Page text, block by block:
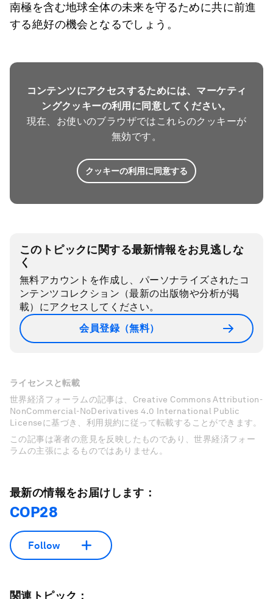
南極を含む地球全体の未来を守るために共に前進
する絶好の機会となるでしょう。
コンテンツにアクセスするためには、マーケティ
ングクッキーの利用に同意してください。
現在、お使いのブラウザではこれらのクッキーが
無効です。
クッキーの利用に同意する
このトピックに関する最新情報をお見逃しな
く
無料アカウントを作成し、パーソナライズされたコ
ンテンツコレクション（最新の出版物や分析が掲
載）にアクセスしてください。
会員登録（無料）
ライセンスと転載
世界経済フォーラムの記事は、Creative Commons Attribution-
NonCommercial-NoDerivatives 4.0 International Public
Licenseに基づき、利用規約に従って転載することができます。
この記事は著者の意見を反映したものであり、世界経済フォー
ラムの主張によるものではありません。
最新の情報をお届けします：
COP28
Follow
関連トピック：